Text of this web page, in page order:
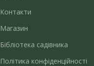
Контакти
Магазин
Бібліотека садівника
Політика конфіденційності